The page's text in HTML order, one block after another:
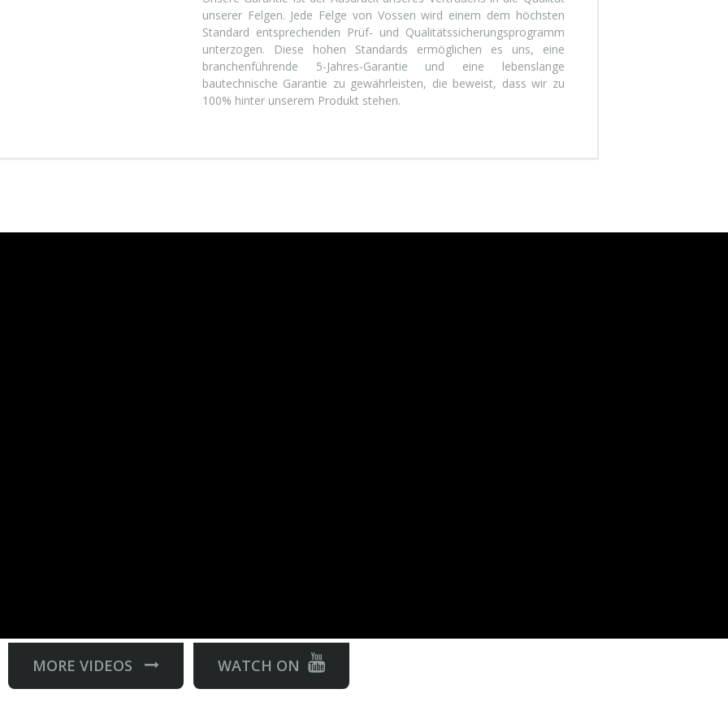
unserer Felgen. Jede Felge von Vossen wird einem dem höchsten
Standard entsprechenden Prüf- und Qualitätssicherungsprogramm
unterzogen. Diese hohen Standards ermöglichen es uns, eine
branchenführende 5-Jahres-Garantie und eine lebenslange
bautechnische Garantie zu gewährleisten, die beweist, dass wir zu
100% hinter unserem Produkt stehen.
MORE VIDEOS WATCH ON